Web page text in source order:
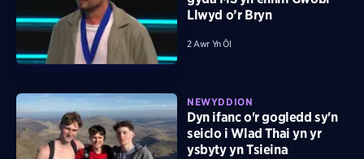
Llwyd o’r Bryn
2 Awr Yn Ôl
NEWYDDION
Dyn ifanc o'r gogledd sy'n
seiclo i Wlad Thai yn yr
ysbyty yn Tsieina